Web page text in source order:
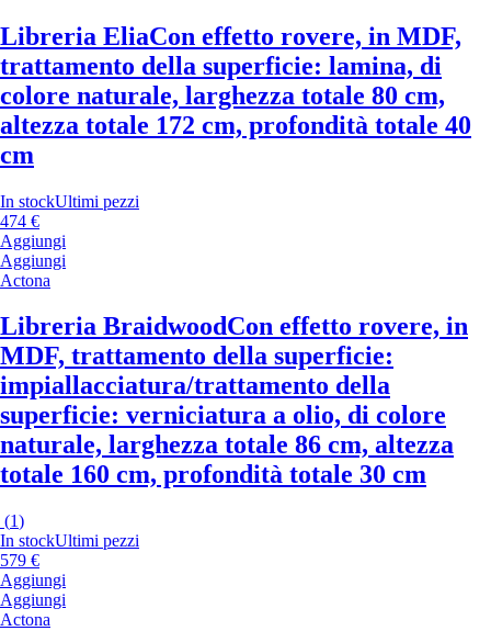
Libreria EliaCon effetto rovere, in MDF,
trattamento della superficie: lamina, di
colore naturale, larghezza totale 80 cm,
altezza totale 172 cm, profondità totale 40
cm
In stockUltimi pezzi
474 €
Aggiungi
Aggiungi
Actona
Libreria BraidwoodCon effetto rovere, in
MDF, trattamento della superficie:
impiallacciatura/trattamento della
superficie: verniciatura a olio, di colore
naturale, larghezza totale 86 cm, altezza
totale 160 cm, profondità totale 30 cm
(1)
In stockUltimi pezzi
579 €
Aggiungi
Aggiungi
Actona